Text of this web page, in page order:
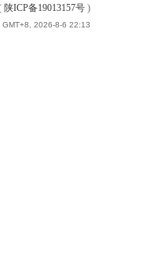
陕ICP备19013157号 )
GMT+8, 2026-8-6 22:13